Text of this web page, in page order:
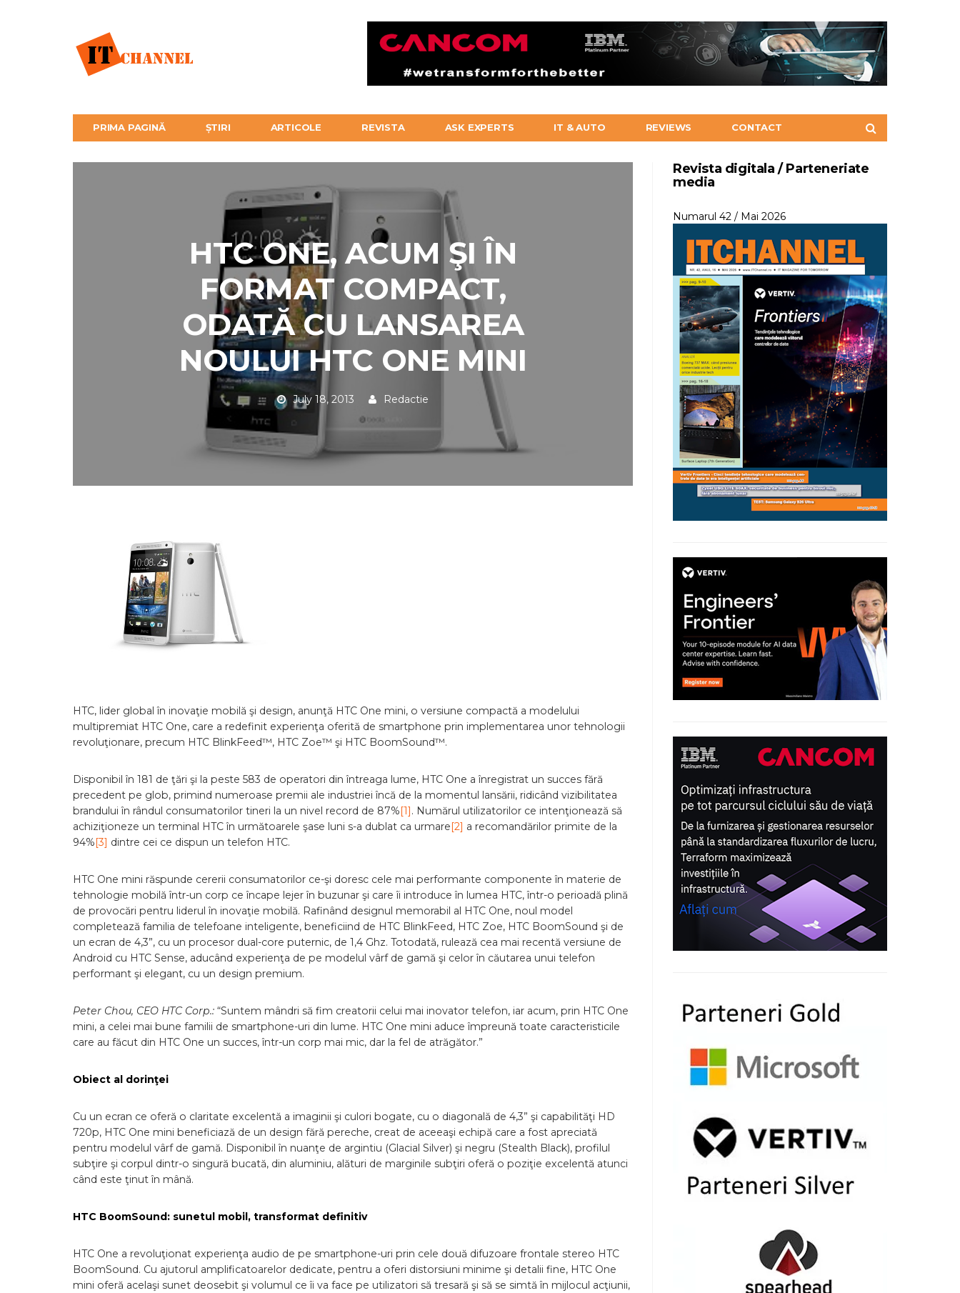
PRIMA PAGINĂ ȘTIRI ARTICOLE REVISTA ASK EXPERTS IT & AUTO REVIEWS CONTACT
HTC ONE, ACUM ŞI ÎN
FORMAT COMPACT,
ODATĂ CU LANSAREA
NOULUI HTC ONE MINI
July 18, 2013 Redactie
HTC, lider global în inovaţie mobilă şi design, anunţă HTC One mini, o versiune compactă a modelului
multipremiat HTC One, care a redefinit experienţa oferită de smartphone prin implementarea unor tehnologii
revoluţionare, precum HTC BlinkFeed™, HTC Zoe™ şi HTC BoomSound™.
Disponibil în 181 de ţări şi la peste 583 de operatori din întreaga lume, HTC One a înregistrat un succes fără
precedent pe glob, primind numeroase premii ale industriei încă de la momentul lansării, ridicând vizibilitatea
brandului în rândul consumatorilor tineri la un nivel record de 87%[1]. Numărul utilizatorilor ce intenţionează să
achiziţioneze un terminal HTC în următoarele şase luni s-a dublat ca urmare[2] a recomandărilor primite de la
94%[3] dintre cei ce dispun un telefon HTC.
HTC One mini răspunde cererii consumatorilor ce-şi doresc cele mai performante componente în materie de
tehnologie mobilă într-un corp ce încape lejer în buzunar şi care îi introduce în lumea HTC, într-o perioadă plină
de provocări pentru liderul în inovaţie mobilă. Rafinând designul memorabil al HTC One, noul model
completează familia de telefoane inteligente, beneficiind de HTC BlinkFeed, HTC Zoe, HTC BoomSound şi de
un ecran de 4,3”, cu un procesor dual-core puternic, de 1,4 Ghz. Totodată, rulează cea mai recentă versiune de
Android cu HTC Sense, aducând experienţa de pe modelul vârf de gamă şi celor în căutarea unui telefon
performant şi elegant, cu un design premium.
Peter Chou, CEO HTC Corp.: “Suntem mândri să fim creatorii celui mai inovator telefon, iar acum, prin HTC One
mini, a celei mai bune familii de smartphone-uri din lume. HTC One mini aduce împreună toate caracteristicile
care au făcut din HTC One un succes, într-un corp mai mic, dar la fel de atrăgător.”
Obiect al dorinţei
Cu un ecran ce oferă o claritate excelentă a imaginii şi culori bogate, cu o diagonală de 4,3” şi capabilităţi HD
720p, HTC One mini beneficiază de un design fără pereche, creat de aceeaşi echipă care a fost apreciată
pentru modelul vârf de gamă. Disponibil în nuanţe de argintiu (Glacial Silver) şi negru (Stealth Black), profilul
subţire şi corpul dintr-o singură bucată, din aluminiu, alături de marginile subţiri oferă o poziţie excelentă atunci
când este ţinut în mână.
HTC BoomSound: sunetul mobil, transformat definitiv
HTC One a revoluţionat experienţa audio de pe smartphone-uri prin cele două difuzoare frontale stereo HTC
BoomSound. Cu ajutorul amplificatoarelor dedicate, pentru a oferi distorsiuni minime şi detalii fine, HTC One
mini oferă acelaşi sunet deosebit şi volumul ce îi va face pe utilizatori să tresară şi să se simtă în mijlocul acţiunii,
Revista digitala / Parteneriate
media
Numarul 42 / Mai 2026